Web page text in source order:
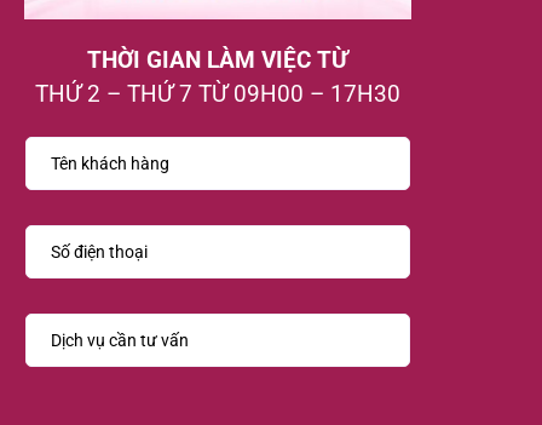
THỜI GIAN LÀM VIỆC TỪ
THỨ 2 – THỨ 7 TỪ 09H00 – 17H30